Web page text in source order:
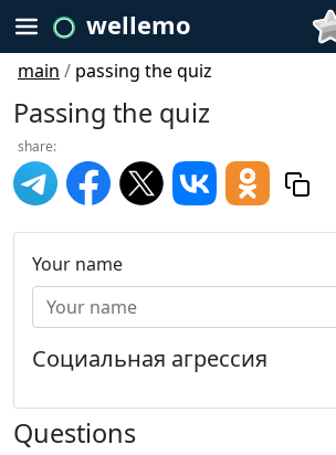
wellemo
main / passing the quiz
Passing the quiz
share:
Your name
Социальная агрессия
Questions